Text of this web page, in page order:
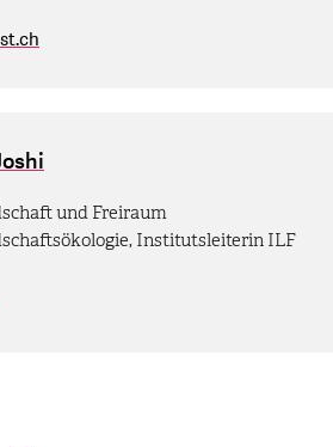
und Freiraum
Institutsleiterin ILF